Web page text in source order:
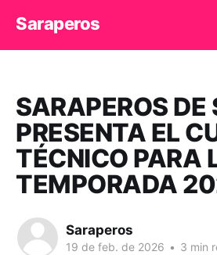
Saraperos
SARAPEROS DE
PRESENTA EL
TÉCNICO PARA
TEMPORADA
Saraperos
19 de feb. de 2026 • 3 min